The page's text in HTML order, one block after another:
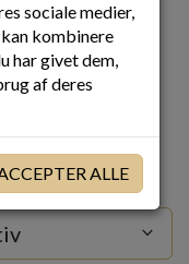
OP TIL
keyboard_arrow_down
sociale medier,
kombinere
har givet dem,
af deres
ALLE